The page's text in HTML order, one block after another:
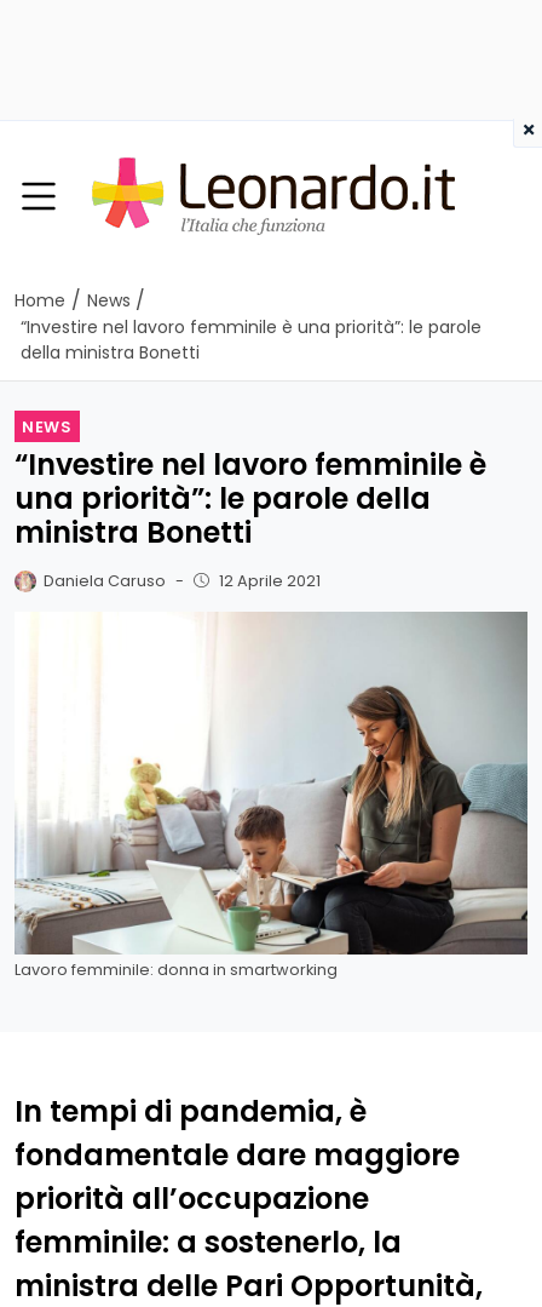
Home / News /
“Investire nel lavoro femminile è una priorità”: le parole
della ministra Bonetti
NEWS
“Investire nel lavoro femminile è
una priorità”: le parole della
ministra Bonetti
Daniela Caruso - 12 Aprile 2021
Lavoro femminile: donna in smartworking
In tempi di pandemia, è
fondamentale dare maggiore
priorità all’occupazione
femminile: a sostenerlo, la
ministra delle Pari Opportunità,
×